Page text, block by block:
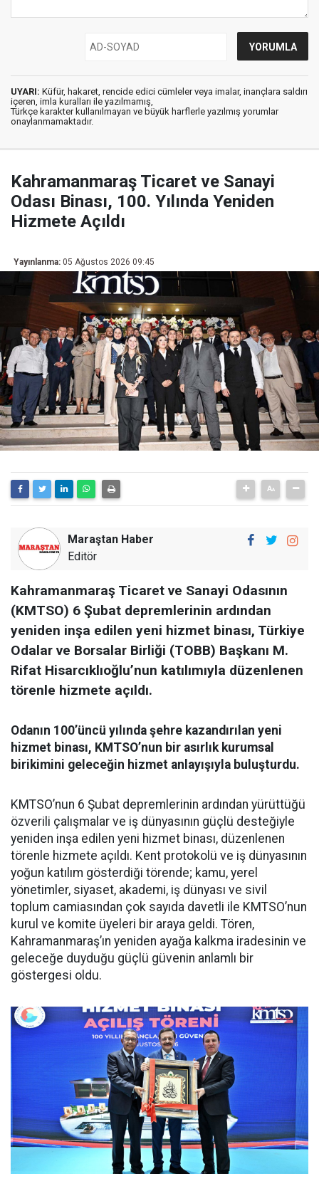
UYARI: Küfür, hakaret, rencide edici cümleler veya imalar, inançlara saldırı
içeren, imla kuralları ile yazılmamış,
Türkçe karakter kullanılmayan ve büyük harflerle yazılmış yorumlar
onaylanmamaktadır.
Kahramanmaraş Ticaret ve Sanayi
Odası Binası, 100. Yılında Yeniden
Hizmete Açıldı
Yayınlanma: 05 Ağustos 2026 09:45
Maraştan Haber
Editör
Kahramanmaraş Ticaret ve Sanayi Odasının
(KMTSO) 6 Şubat depremlerinin ardından
yeniden inşa edilen yeni hizmet binası, Türkiye
Odalar ve Borsalar Birliği (TOBB) Başkanı M.
Rifat Hisarcıklıoğlu’nun katılımıyla düzenlenen
törenle hizmete açıldı.
Odanın 100’üncü yılında şehre kazandırılan yeni
hizmet binası, KMTSO’nun bir asırlık kurumsal
birikimini geleceğin hizmet anlayışıyla buluşturdu.
KMTSO’nun 6 Şubat depremlerinin ardından yürüttüğü
özverili çalışmalar ve iş dünyasının güçlü desteğiyle
yeniden inşa edilen yeni hizmet binası, düzenlenen
törenle hizmete açıldı. Kent protokolü ve iş dünyasının
yoğun katılım gösterdiği törende; kamu, yerel
yönetimler, siyaset, akademi, iş dünyası ve sivil
toplum camiasından çok sayıda davetli ile KMTSO’nun
kurul ve komite üyeleri bir araya geldi. Tören,
Kahramanmaraş’ın yeniden ayağa kalkma iradesinin ve
geleceğe duyduğu güçlü güvenin anlamlı bir
göstergesi oldu.